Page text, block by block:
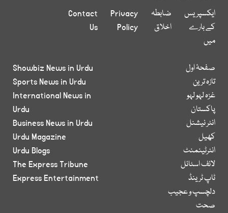
ایکسپریس
کے بارے
میں
ضابطہ
اخلاق
Privacy
Policy
Contact
Us
صفحۂ اول
تازہ ترین
غزہ لہو لہو
پاکستان
انٹر نیشنل
کھیل
انٹرٹینمنٹ
لائف اسٹائل
ٹاپ ٹرینڈ
دلچسپ و عجیب
صحت
Showbiz News in Urdu
Sports News in Urdu
International News in
Urdu
Business News in Urdu
Urdu Magazine
Urdu Blogs
The Express Tribune
Express Entertainment